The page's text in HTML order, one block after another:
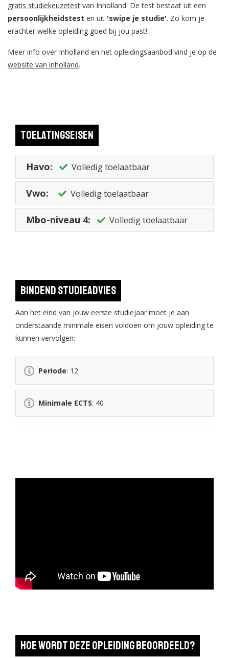
gratis studiekeuzetest van Inholland. De test bestaat uit een
persoonlijkheidstest en uit 'swipe je studie'. Zo kom je
erachter welke opleiding goed bij jou past!
Meer info over Inholland en het opleidingsaanbod vind je op de
website van inholland.
Toelatingseisen
Havo: Volledig toelaatbaar
Vwo: Volledig toelaatbaar
Mbo-niveau 4: Volledig toelaatbaar
Bindend studieadvies
Aan het eind van jouw eerste studiejaar moet je aan
onderstaande minimale eisen voldoen om jouw opleiding te
kunnen vervolgen:
Periode: 12
Minimale ECTS: 40
Hoe wordt deze opleiding beoordeeld?